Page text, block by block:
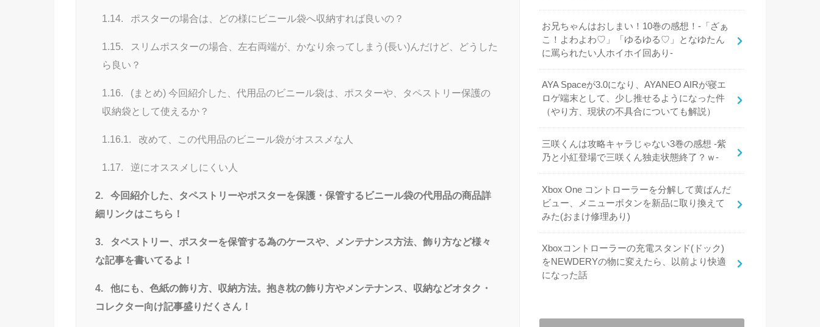
1.14. ポスターの場合は、どの様にビニール袋へ収納すれば良いの？
1.15.
スリムポスターの場合、左右両端が、かなり余ってしまう(長い)んだけど、どうした
ら良い？
1.16.
(まとめ) 今回紹介した、代用品のビニール袋は、ポスターや、タペストリー保護の
収納袋として使えるか？
1.16.1. 改めて、この代用品のビニール袋がオススメな人
1.17. 逆にオススメしにくい人
2.
今回紹介した、タペストリーやポスターを保護・保管するビニール袋の代用品の商品詳
細リンクはこちら！
3.
タペストリー、ポスターを保管する為のケースや、メンテナンス方法、飾り方など様々
な記事を書いてるよ！
4.
他にも、色紙の飾り方、収納方法。抱き枕の飾り方やメンテナンス、収納などオタク・
コレクター向け記事盛りだくさん！
お兄ちゃんはおしまい！10巻の感想！-「ざぁ
こ！よわよわ♡」「ゆるゆる♡」となゆたん
に罵られたい人ホイホイ回あり-
AYA Spaceが3.0になり、AYANEO AIRが寝エ
ロゲ端末として、少し推せるようになった件
（やり方、現状の不具合についても解説）
三咲くんは攻略キャラじゃない3巻の感想 -紫
乃と小紅登場で三咲くん独走状態終了？ｗ-
Xbox One コントローラーを分解して黄ばんだ
ビュー、メニューボタンを新品に取り換えて
みた(おまけ修理あり)
Xboxコントローラーの充電スタンド(ドック)
をNEWDERYの物に変えたら、以前より快適
になった話